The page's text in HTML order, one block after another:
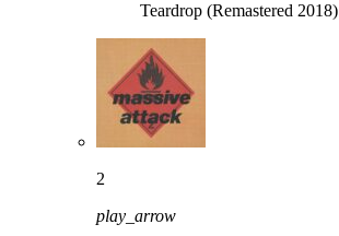
Teardrop (Remastered 2018)
2
play_arrow